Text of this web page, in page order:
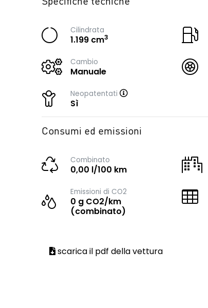
Specifiche tecniche
Cilindrata
1.199 cm3
Cambio
Manuale
Neopatentati
Sì
Consumi ed emissioni
Combinato
0,00 l/100 km
Emissioni di CO2
0 g CO2/km
(combinato)
scarica il pdf della vettura